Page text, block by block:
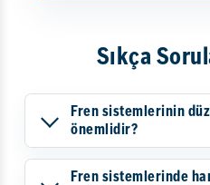
Sıkça
Fren sistemlerinin
önemlidir?
Fren sistemlerinde